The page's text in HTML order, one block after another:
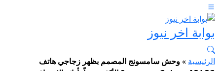
بوابة اخر نيوز
الرئيسية »وحش سامسونج المصمم بظهر زجاجي هاتف